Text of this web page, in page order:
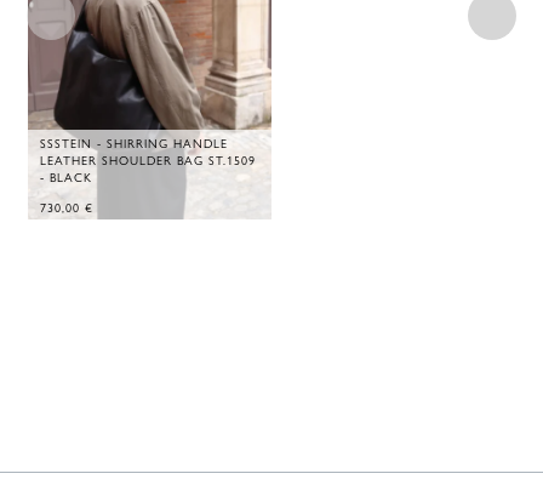
SSSTEIN - SHIRRING HANDLE
LEATHER SHOULDER BAG ST.1509
- BLACK
730,00 €